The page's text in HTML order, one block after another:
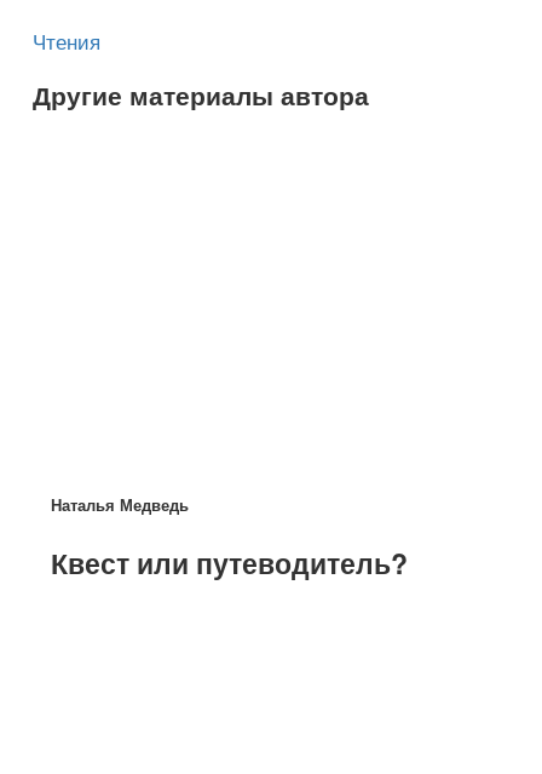
Чтения
Другие материалы автора
Наталья Медведь
​Квест или путеводитель?